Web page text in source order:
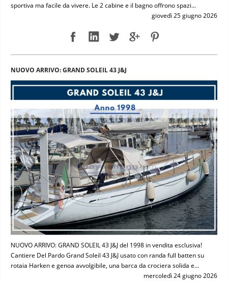
sportiva ma facile da vivere. Le 2 cabine e il bagno offrono spazi...
giovedì 25 giugno 2026
NUOVO ARRIVO: GRAND SOLEIL 43 J&J
NUOVO ARRIVO: GRAND SOLEIL 43 J&J del 1998 in vendita esclusiva!
Cantiere Del Pardo Grand Soleil 43 J&J usato con randa full batten su
rotaia Harken e genoa avvolgibile, una barca da crociera solida e...
mercoledì 24 giugno 2026